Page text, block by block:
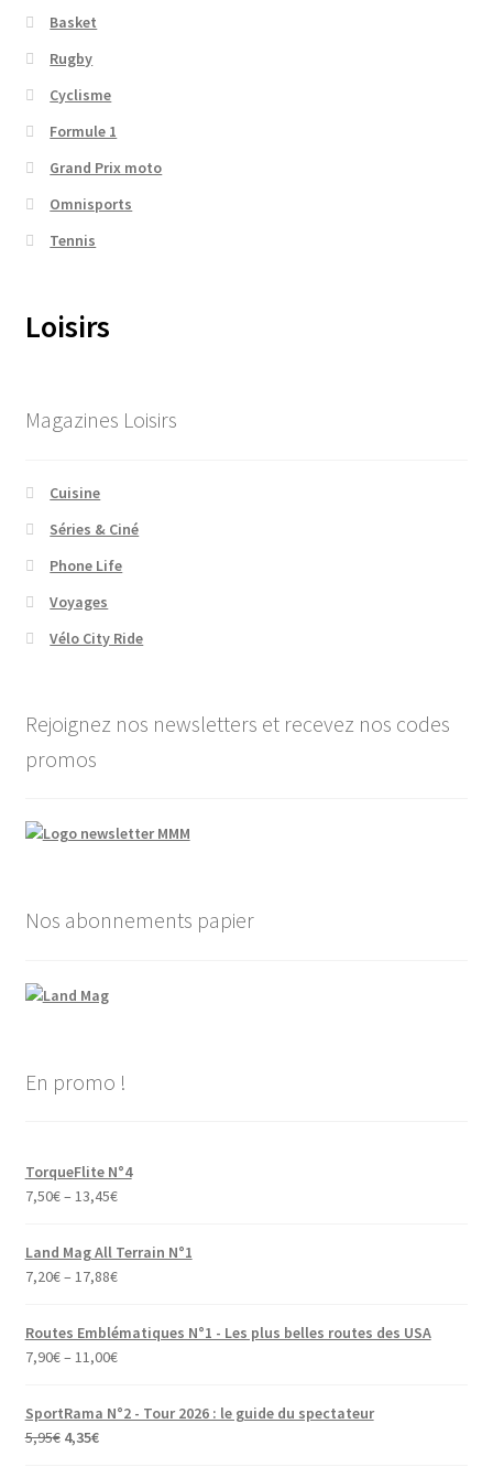
Basket
Rugby
Cyclisme
Formule 1
Grand Prix moto
Omnisports
Tennis
Loisirs
Magazines Loisirs
Cuisine
Séries & Ciné
Phone Life
Voyages
Vélo City Ride
Rejoignez nos newsletters et recevez nos codes
promos
Nos abonnements papier
En promo !
TorqueFlite N°4
7,50€– 13,45€
Land Mag All Terrain N°1
7,20€– 17,88€
Routes Emblématiques N°1 - Les plus belles routes des USA
7,90€– 11,00€
SportRama N°2 - Tour 2026 : le guide du spectateur
5,95€ Le
4,35€Le